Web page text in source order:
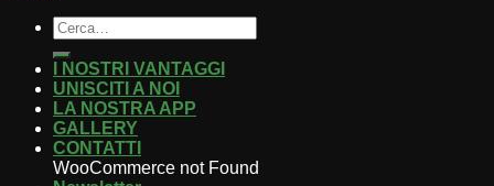
I NOSTRI VANTAGGI
UNISCITI A NOI
LA NOSTRA APP
GALLERY
CONTATTI
WooCommerce not Found